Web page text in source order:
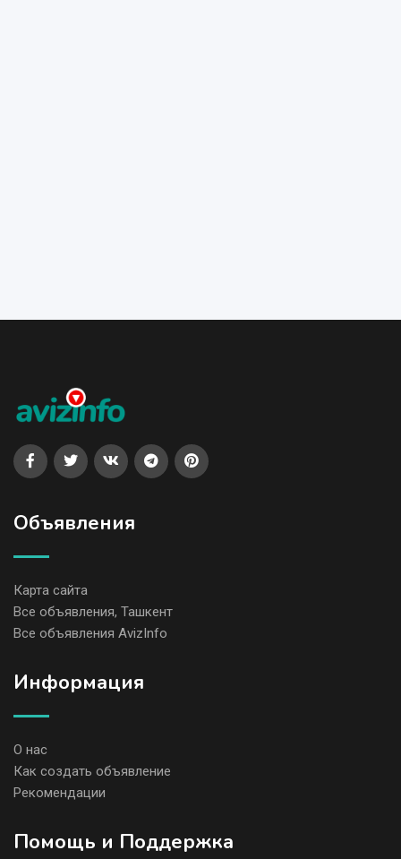
Объявления
Карта сайта
Все объявления, Ташкент
Все объявления AvizInfo
Информация
О нас
Как создать объявление
Рекомендации
Помощь и Поддержка